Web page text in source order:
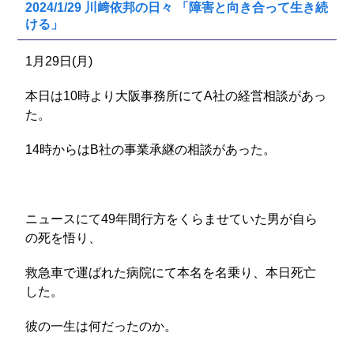
2024/1/29 川﨑依邦の日々 「障害と向き合って生き続
ける」
1月29日(月)
本日は10時より大阪事務所にてA社の経営相談があっ
た。
14時からはB社の事業承継の相談があった。
ニュースにて49年間行方をくらませていた男が自ら
の死を悟り、
救急車で運ばれた病院にて本名を名乗り、本日死亡
した。
彼の一生は何だったのか。